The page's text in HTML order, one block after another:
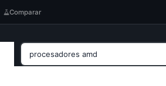
Comparar